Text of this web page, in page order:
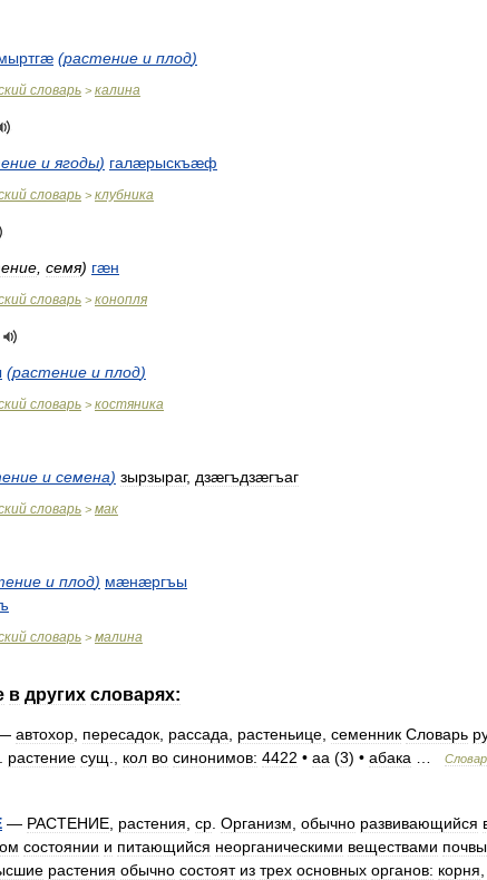
(растение и плод)
словарь > калина
и ягоды) галæрыскъæф
словарь > клубника
семя) гæн
словарь > конопля
(растение и плод)
словарь > костяника
и семена) зырзыраг, дзæгъдзæгъаг
словарь > мак
и плод) мæнæргъы
словарь > малина
в других словарях:
автохор пересадок рассада растеньице семенник Словарь
растение сущ кол во синонимов: 4422 • аа (3) • абака
— РАСТЕНИЕ растения ср Организм обычно развивающийся
состоянии и питающийся неорганическими веществами почвы
растения обычно состоят из трех основных органов: корня